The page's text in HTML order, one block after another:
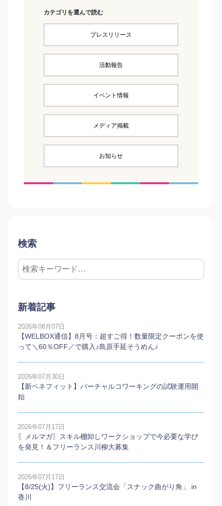
カテゴリを選んで読む
プレスリリース
活動報告
イベント情報
メディア掲載
お知らせ
検索
新着記事
2026年08月07日
【WELBOX通信】8月号：超すご得！数量限定クーポンを使
って＼60％OFF／で購入♪島原手延そうめん♪
2026年07月30日
【新ベネフィット】バーチャルコワーキングの試験運用開
始
2026年07月17日
〖メルマガ〗スキル棚卸しワークショップで今必要な学び
を発見！＆フリーランス川柳大募集
2026年07月17日
【8/25(火)】フリーランス交流会「スナック曲がり角」 in
香川